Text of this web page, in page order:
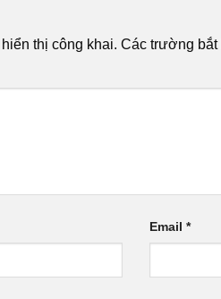
thị công khai. Các trường
Email*